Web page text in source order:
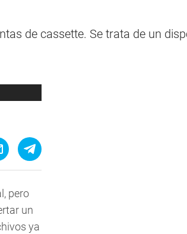
de cassette. Se trata de un
pero
un
ya